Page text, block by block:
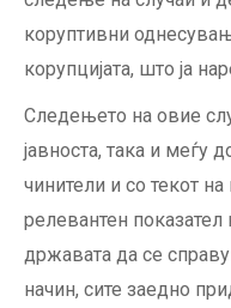
коруптивни
корупцијата, што ја
Следењето на овие
јавноста, така и меѓу
чинители и со текот
релевантен показател
државата да се
начин, сите заедно